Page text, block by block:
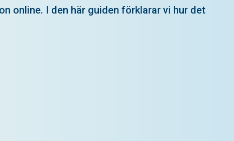
online. I den här guiden förklarar vi hur det